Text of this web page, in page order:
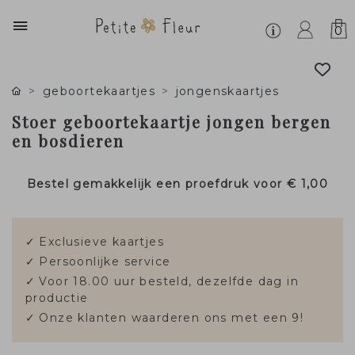
0
geboortekaartjes jongenskaartjes
Stoer geboortekaartje jongen bergen
en bosdieren
Bestel gemakkelijk een proefdruk voor € 1,00
✓ Exclusieve kaartjes
✓ Persoonlijke service
✓ Voor 18.00 uur besteld, dezelfde dag in
productie
✓ Onze klanten waarderen ons met een 9!